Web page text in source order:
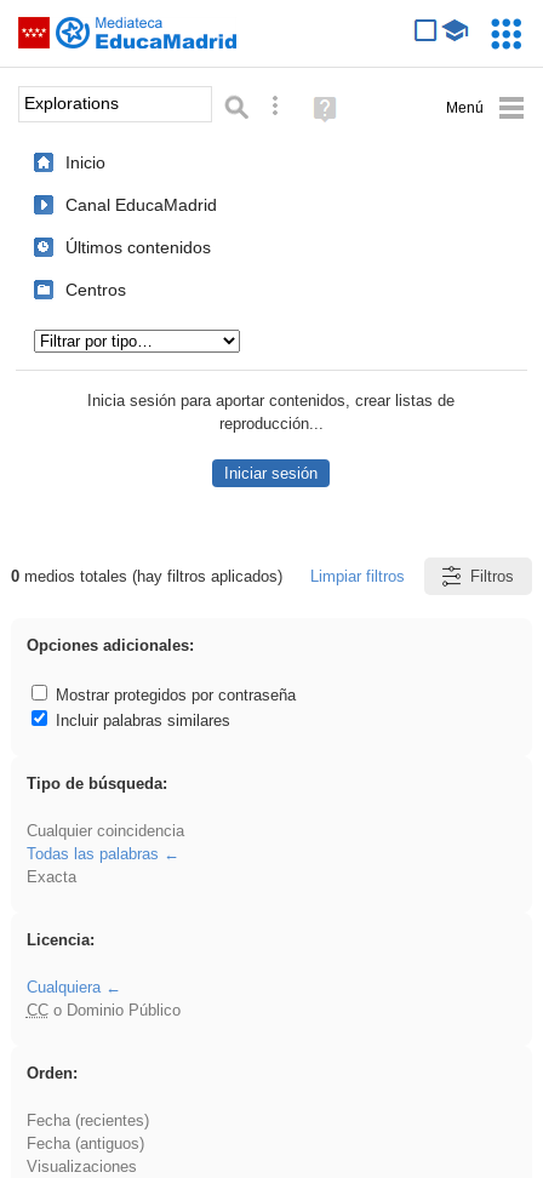
Saltar navegación
Palabra o frase: Búsqueda avanzada
Ayuda
(en
Inicio
Canal EducaMadrid
Últimos contenidos
Centros
Inicia sesión para aportar contenidos, crear listas de
reproducción...
Iniciar sesión
Resultados de: Explorations
0medios totales (hay filtros aplicados) Limpiar filtros Filtros
Opciones adicionales:
Mostrar protegidos por contraseña
Incluir palabras similares
Tipo de búsqueda:
Cualquier coincidencia
Todas las palabras
Exacta
Licencia:
Cualquiera
CCo Dominio Público
Orden:
Fecha (recientes)
Fecha (antiguos)
Visualizaciones